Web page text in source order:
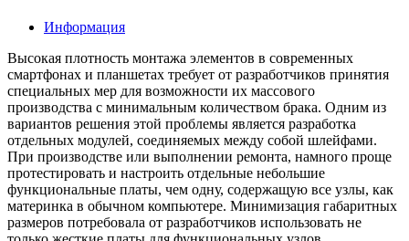
Информация
Высокая плотность монтажа элементов в современных
смартфонах и планшетах требует от разработчиков принятия
специальных мер для возможности их массового
производства с минимальным количеством брака. Одним из
вариантов решения этой проблемы является разработка
отдельных модулей, соединяемых между собой шлейфами.
При производстве или выполнении ремонта, намного проще
протестировать и настроить отдельные небольшие
функциональные платы, чем одну, содержащую все узлы, как
материнка в обычном компьютере. Минимизация габаритных
размеров потребовала от разработчиков использовать не